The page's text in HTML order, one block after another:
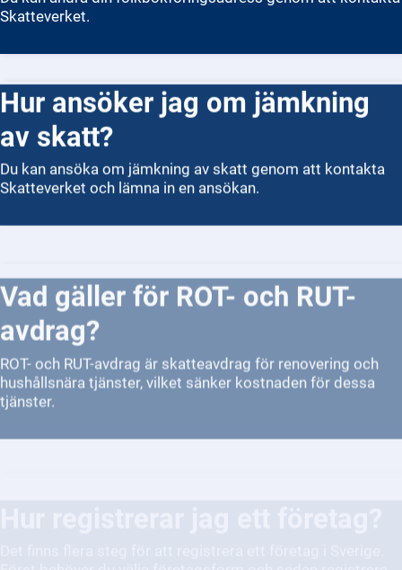
Skatteverket.
Hur ansöker jag om jämkning
av skatt?
Du kan ansöka om jämkning av skatt genom att kontakta
Skatteverket och lämna in en ansökan.
avdrag?
ROT- och RUT-avdrag är skatteavdrag för renovering och
hushållsnära tjänster, vilket sänker kostnaden för dessa
tjänster.